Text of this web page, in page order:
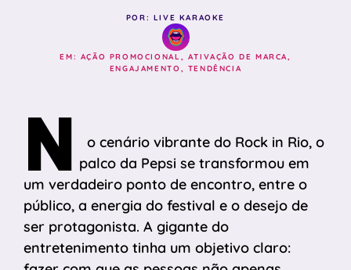
POR: LIVE KARAOKE
EM: AÇÃO PROMOCIONAL, ATIVAÇÃO DE MARCA,
ENGAJAMENTO, TENDÊNCIA
N
o cenário vibrante do Rock in Rio, o
palco da Pepsi se transformou em
um verdadeiro ponto de encontro, entre o
público, a energia do festival e o desejo de
ser protagonista. A gigante do
entretenimento tinha um objetivo claro: